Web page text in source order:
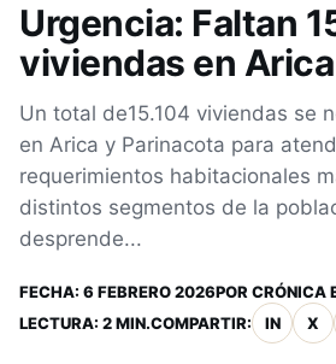
Urgencia: Faltan
viviendas en Arica
Un total de15.104 viviendas se
en Arica y Parinacota para
requerimientos habitacionales
distintos segmentos de la
desprende...
FECHA: 6 FEBRERO 2026POR CRÓNICA
LECTURA: 2 MIN.COMPARTIR: IN X